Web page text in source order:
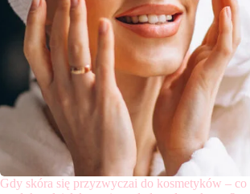
Gdy skóra się przyzwyczai do kosmetyków –